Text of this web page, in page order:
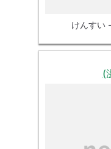
けんすい
(